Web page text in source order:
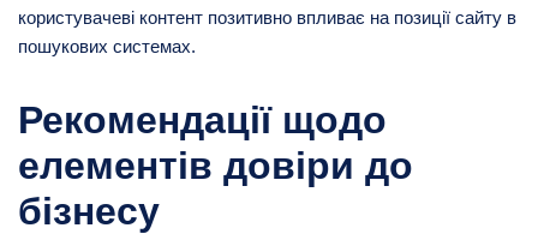
користувачеві контент позитивно впливає на позиції сайту в
пошукових системах.
Рекомендації щодо
елементів довіри до
бізнесу